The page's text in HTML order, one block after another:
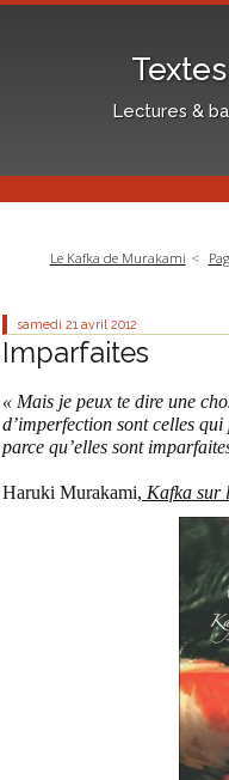
Lectures &
Le Kafka de Murakami
samedi 21 avril 2012
Imparfaites
« Mais je peux te dire une
d’imperfection sont celles
parce qu’elles sont
Haruki Murakami, Kafka sur